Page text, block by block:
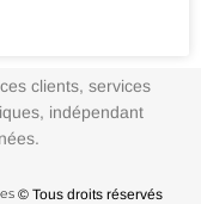
clients, services
indépendant
© Tous droits réservés